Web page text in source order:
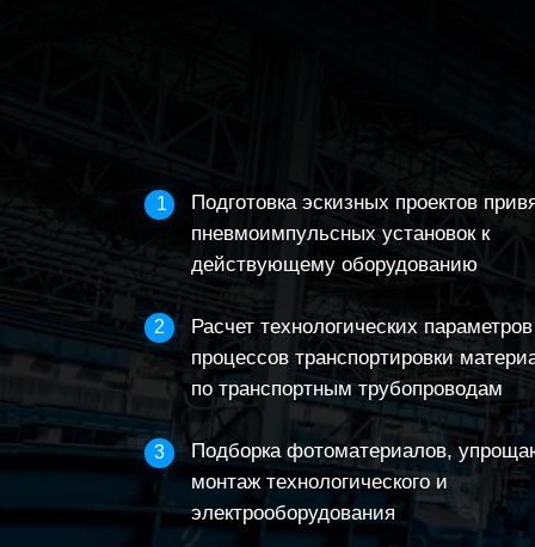
Подготовка эскизных проектов
пневмоимпульсных установок к
действующему оборудованию
Расчет технологических параметров
процессов транспортировки
по транспортным трубопроводам
Подборка фотоматериалов,
монтаж технологического и
электрооборудования
1
2
3